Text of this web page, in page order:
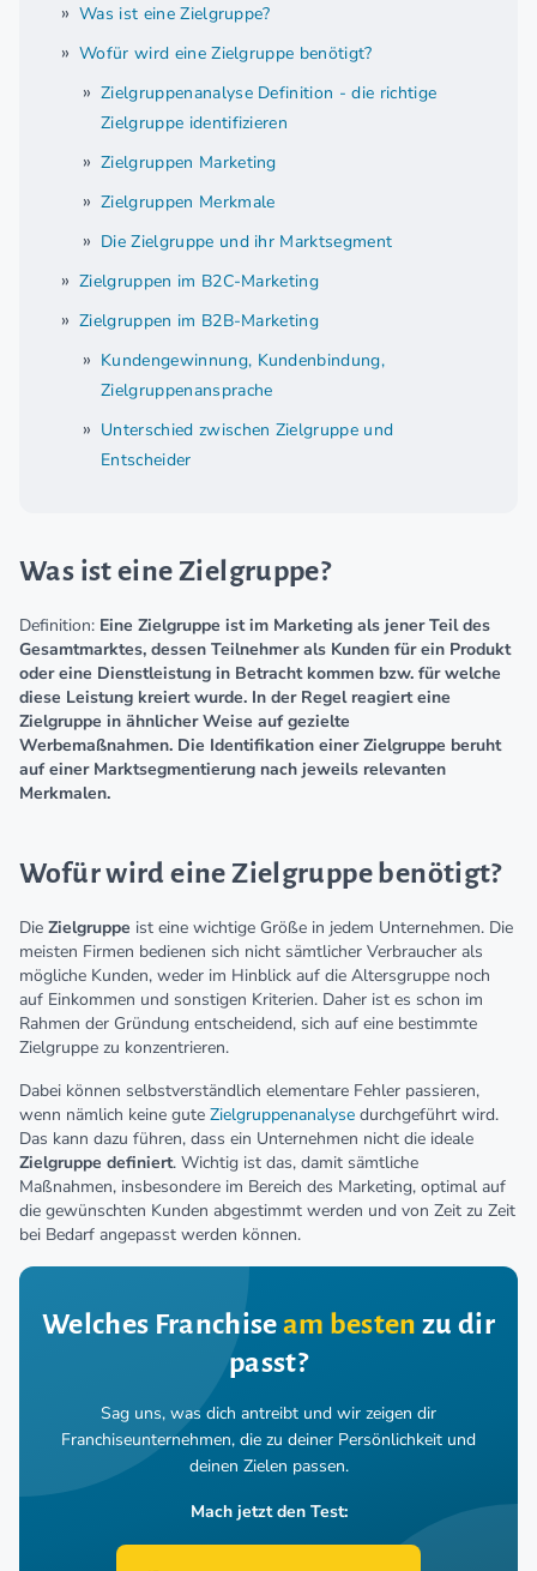
Was ist eine Zielgruppe?
Wofür wird eine Zielgruppe benötigt?
Zielgruppenanalyse Definition - die richtige
Zielgruppe identifizieren
Zielgruppen Marketing
Zielgruppen Merkmale
Die Zielgruppe und ihr Marktsegment
Zielgruppen im B2C-Marketing
Zielgruppen im B2B-Marketing
Kundengewinnung, Kundenbindung,
Zielgruppenansprache
Unterschied zwischen Zielgruppe und
Entscheider
Was ist eine Zielgruppe?
Definition: Eine Zielgruppe ist im Marketing als jener Teil des
Gesamtmarktes, dessen Teilnehmer als Kunden für ein Produkt
oder eine Dienstleistung in Betracht kommen bzw. für welche
diese Leistung kreiert wurde. In der Regel reagiert eine
Zielgruppe in ähnlicher Weise auf gezielte
Werbemaßnahmen. Die Identifikation einer Zielgruppe beruht
auf einer Marktsegmentierung nach jeweils relevanten
Merkmalen.
Wofür wird eine Zielgruppe benötigt?
Die Zielgruppe ist eine wichtige Größe in jedem Unternehmen. Die
meisten Firmen bedienen sich nicht sämtlicher Verbraucher als
mögliche Kunden, weder im Hinblick auf die Altersgruppe noch
auf Einkommen und sonstigen Kriterien. Daher ist es schon im
Rahmen der Gründung entscheidend, sich auf eine bestimmte
Zielgruppe zu konzentrieren.
Dabei können selbstverständlich elementare Fehler passieren,
wenn nämlich keine gute Zielgruppenanalyse durchgeführt wird.
Das kann dazu führen, dass ein Unternehmen nicht die ideale
Zielgruppe definiert. Wichtig ist das, damit sämtliche
Maßnahmen, insbesondere im Bereich des Marketing, optimal auf
die gewünschten Kunden abgestimmt werden und von Zeit zu Zeit
bei Bedarf angepasst werden können.
Welches Franchiseam besten zu dir
passt?
Sag uns, was dich antreibt und wir zeigen dir
Franchiseunternehmen, die zu deiner Persönlichkeit und
deinen Zielen passen.
Mach jetzt den Test: